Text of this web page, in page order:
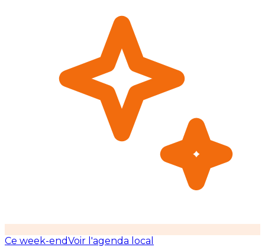
Ce week-endVoir l'agenda local